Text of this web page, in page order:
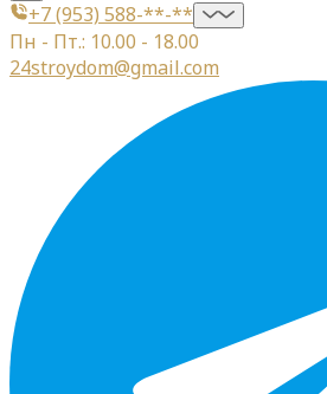
+7 (953) 588-**-**
Пн - Пт.: 10.00 - 18.00
24stroydom@gmail.com